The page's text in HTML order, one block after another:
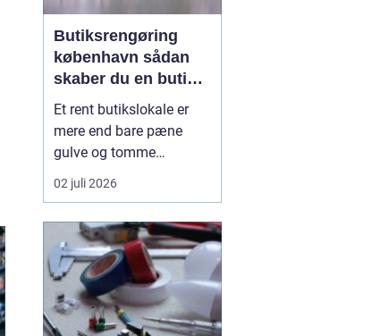
Butiksrengøring
københavn sådan
skaber du en butik,
kunderne har lyst til
at komme tilbage til
Et rent butikslokale er
mere end bare pæne
gulve og tomme
skraldespande.
Rengøringen påvirker
førstehåndsindtryk, hvor
længe de bliver i
butikken, og om de
vælger at komme igen.
Særligt i en
02 juli 2026